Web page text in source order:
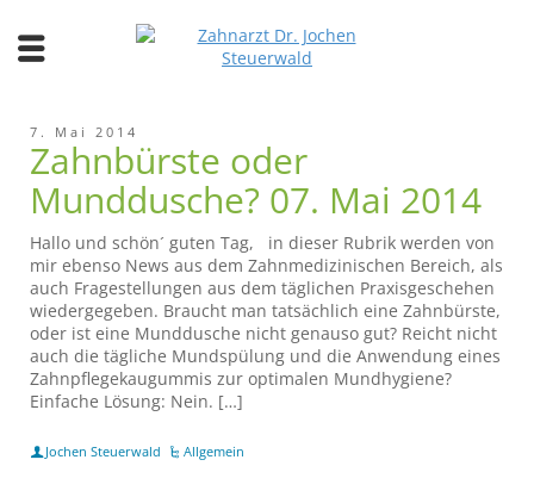
7. Mai 2014
Zahnbürste oder
Munddusche? 07. Mai 2014
Hallo und schön´ guten Tag, in dieser Rubrik werden von
mir ebenso News aus dem Zahnmedizinischen Bereich, als
auch Fragestellungen aus dem täglichen Praxisgeschehen
wiedergegeben. Braucht man tatsächlich eine Zahnbürste,
oder ist eine Munddusche nicht genauso gut? Reicht nicht
auch die tägliche Mundspülung und die Anwendung eines
Zahnpflegekaugummis zur optimalen Mundhygiene?
Einfache Lösung: Nein. […]
Jochen Steuerwald Allgemein